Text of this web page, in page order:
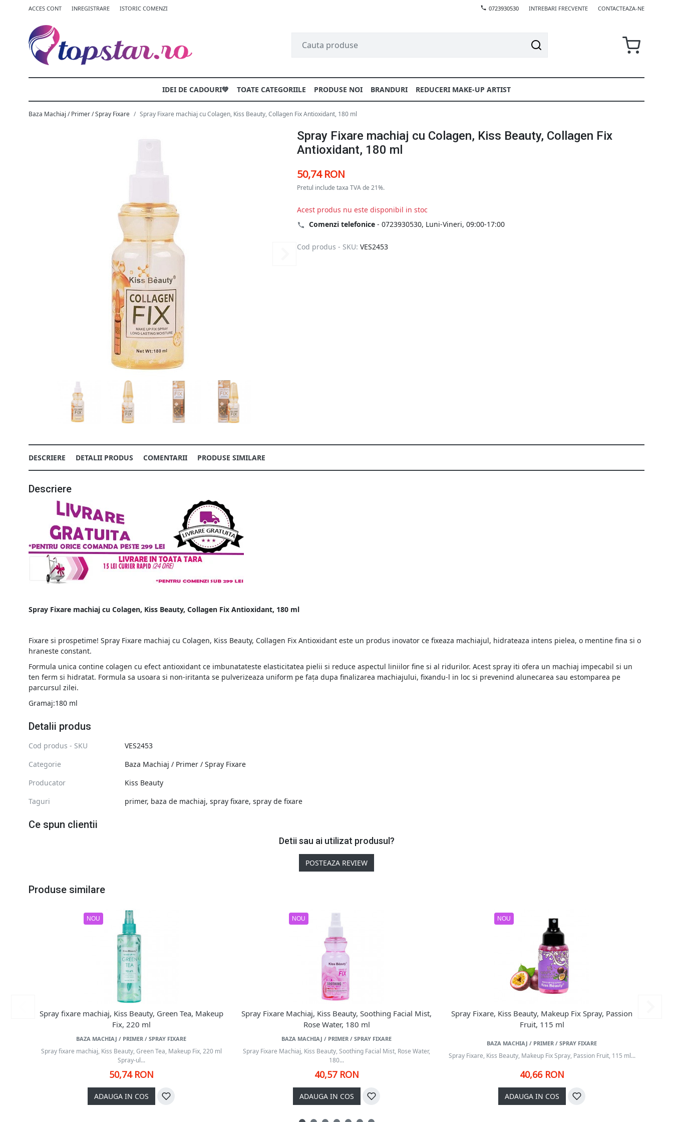
ACCES CONT INREGISTRARE ISTORIC COMENZI 0723930530 INTREBARI FRECVENTE CONTACTEAZA-NE
IDEI DE CADOURI💚 TOATE CATEGORIILE PRODUSE NOI BRANDURI REDUCERI MAKE-UP ARTIST
Baza Machiaj / Primer / Spray Fixare Spray Fixare machiaj cu Colagen, Kiss Beauty, Collagen Fix Antioxidant, 180 ml
Spray Fixare machiaj cu Colagen, Kiss Beauty, Collagen Fix
Antioxidant, 180 ml
50,74 RON
Pretul include taxa TVA de 21%.
Acest produs nu este disponibil in stoc
Comenzi telefonice - 0723930530, Luni-Vineri, 09:00-17:00
Cod produs - SKU: VES2453
DESCRIERE DETALII PRODUS COMENTARII PRODUSE SIMILARE
Descriere
Spray Fixare machiaj cu Colagen, Kiss Beauty, Collagen Fix Antioxidant, 180 ml
Fixare si prospetime! Spray Fixare machiaj cu Colagen, Kiss Beauty, Collagen Fix Antioxidant este un produs inovator ce fixeaza machiajul, hidrateaza intens pielea, o mentine fina si o
hraneste constant.
Formula unica contine colagen cu efect antioxidant ce imbunatateste elasticitatea pielii si reduce aspectul liniilor fine si al ridurilor. Acest spray iti ofera un machiaj impecabil si un
ten ferm si hidratat. Formula sa usoara si non-iritanta se pulverizeaza uniform pe fața dupa finalizarea machiajului, fixandu-l in loc si prevenind alunecarea sau estomparea pe
parcursul zilei.
Gramaj:180 ml
Detalii produs
Cod produs - SKU
VES2453
Categorie
Baza Machiaj / Primer / Spray Fixare
Producator
Kiss Beauty
Taguri
primer, baza de machiaj, spray fixare, spray de fixare
Ce spun clientii
Detii sau ai utilizat produsul?
POSTEAZA REVIEW
Produse similare
NOU
Spray fixare machiaj, Kiss Beauty, Green Tea, Makeup
Fix, 220 ml
BAZA MACHIAJ / PRIMER / SPRAY FIXARE
Spray fixare machiaj, Kiss Beauty, Green Tea, Makeup Fix, 220 ml
Spray-ul...
50,74 RON
ADAUGA IN COS
NOU
Spray Fixare Machiaj, Kiss Beauty, Soothing Facial Mist,
Rose Water, 180 ml
BAZA MACHIAJ / PRIMER / SPRAY FIXARE
Spray Fixare Machiaj, Kiss Beauty, Soothing Facial Mist, Rose Water,
180...
40,57 RON
ADAUGA IN COS
NOU
Spray Fixare, Kiss Beauty, Makeup Fix Spray, Passion
Fruit, 115 ml
BAZA MACHIAJ / PRIMER / SPRAY FIXARE
Spray Fixare, Kiss Beauty, Makeup Fix Spray, Passion Fruit, 115 ml...
40,66 RON
ADAUGA IN COS